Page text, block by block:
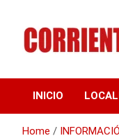
content
TARDE
INICIO
Home